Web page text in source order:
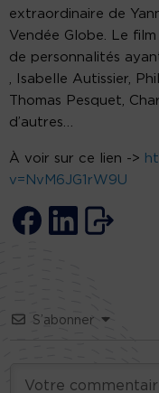
extraordinaire de
Vendée Globe. Le
de personnalités
, Isabelle Autissier,
Thomas Pesquet,
d’autres…
À voir sur ce lien ->
v=NvM6JG1rW9U
S’abonner